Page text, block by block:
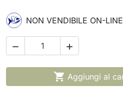
NON VENDIBILE ON-LINE
 
 Aggiungi al